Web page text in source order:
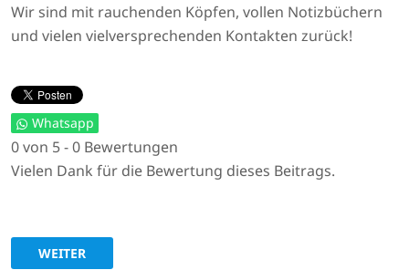
Wir sind mit rauchenden Köpfen, vollen Notizbüchern
und vielen vielversprechenden Kontakten zurück!
Whatsapp
0 von 5 - 0 Bewertungen
Vielen Dank für die Bewertung dieses Beitrags.
NÄCHSTER BEITRAG: LAUSITZ CAFÉ ZU DEN GROSSEN
WEITER